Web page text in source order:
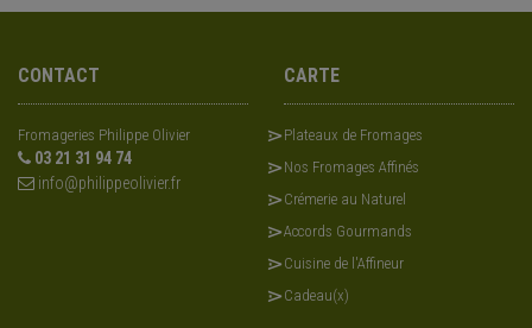
CONTACT
Fromageries Philippe Olivier
03 21 31 94 74
info@philippeolivier.fr
CARTE
Plateaux de Fromages
Nos Fromages Affinés
Crémerie au Naturel
Accords Gourmands
Cuisine de l'Affineur
Cadeau(x)